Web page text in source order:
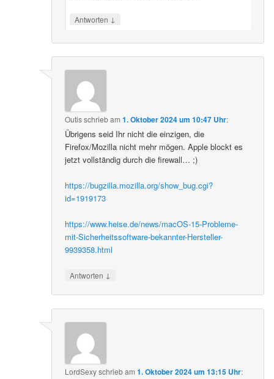
Antworten ↓
Outisschriebam1. Oktober 2024 um 10:47 Uhr:
Übrigens seid Ihr nicht die einzigen, die
Firefox/Mozilla nicht mehr mögen. Apple blockt es
jetzt vollständig durch die firewall… ;)
https://bugzilla.mozilla.org/show_bug.cgi?
id=1919173
https://www.heise.de/news/macOS-15-Probleme-
mit-Sicherheitssoftware-bekannter-Hersteller-
9939358.html
Antworten ↓
LordSexyschriebam1. Oktober 2024 um 13:15 Uhr: